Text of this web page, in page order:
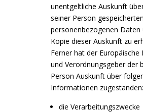
unentgeltliche Auskunft
seiner Person gespeicherten
personenbezogenen Daten
Kopie dieser Auskunft zu
Ferner hat der Europäische
und Verordnungsgeber der
Person Auskunft über
Informationen zugestanden:
die Verarbeitungszwecke